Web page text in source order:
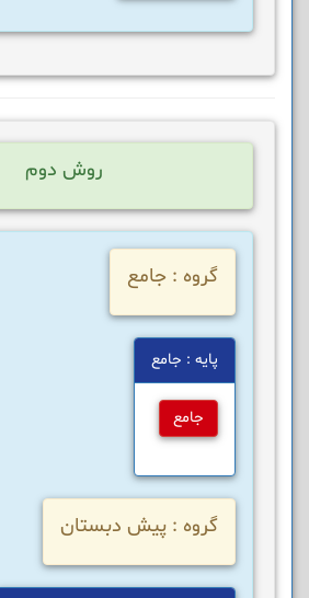
روش دوم
گروه : جامع
پایه : جامع
جامع
گروه : پیش دبستان